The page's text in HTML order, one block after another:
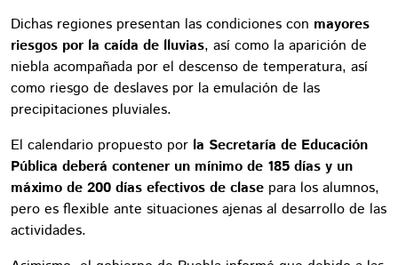
Dichas regiones presentan las condiciones con mayores
riesgos por la caída de lluvias, así como la aparición de
niebla acompañada por el descenso de temperatura, así
como riesgo de deslaves por la emulación de las
precipitaciones pluviales.
El calendario propuesto por la Secretaría de Educación
Pública deberá contener un mínimo de 185 días y un
máximo de 200 días efectivos de clase para los alumnos,
pero es flexible ante situaciones ajenas al desarrollo de las
actividades.